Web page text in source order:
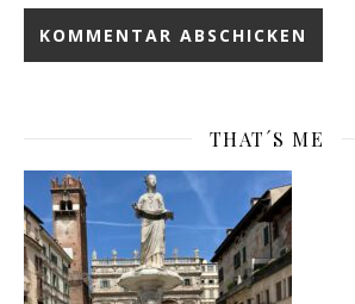
THAT´S ME